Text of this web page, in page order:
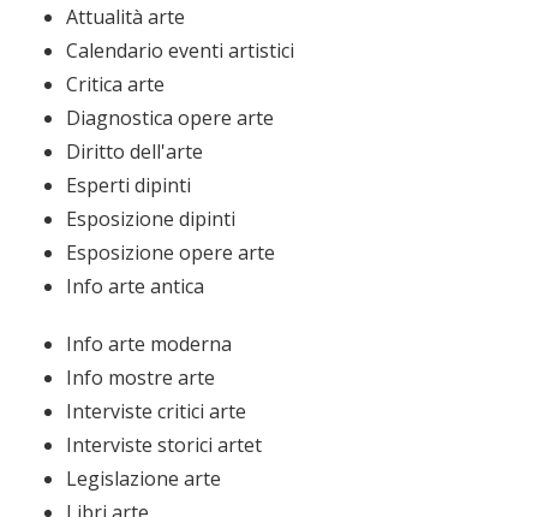
Attualità arte
Calendario eventi artistici
Critica arte
Diagnostica opere arte
Diritto dell'arte
Esperti dipinti
Esposizione dipinti
Esposizione opere arte
Info arte antica
Info arte moderna
Info mostre arte
Interviste critici arte
Interviste storici artet
Legislazione arte